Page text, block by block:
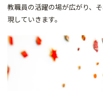
教職員の活躍の場が広がり、
現していきます。